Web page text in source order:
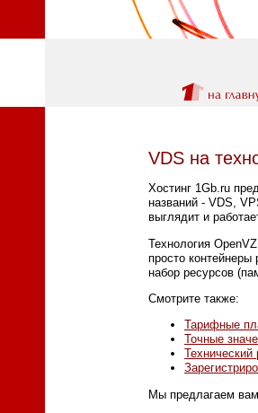
VDS на
Хостинг 1Gb.ru
названий - VDS,
выглядит и
Технология
просто
набор ресурсов
Смотрите также:
Тарифные
Точные
Технический
Мы предлагаем